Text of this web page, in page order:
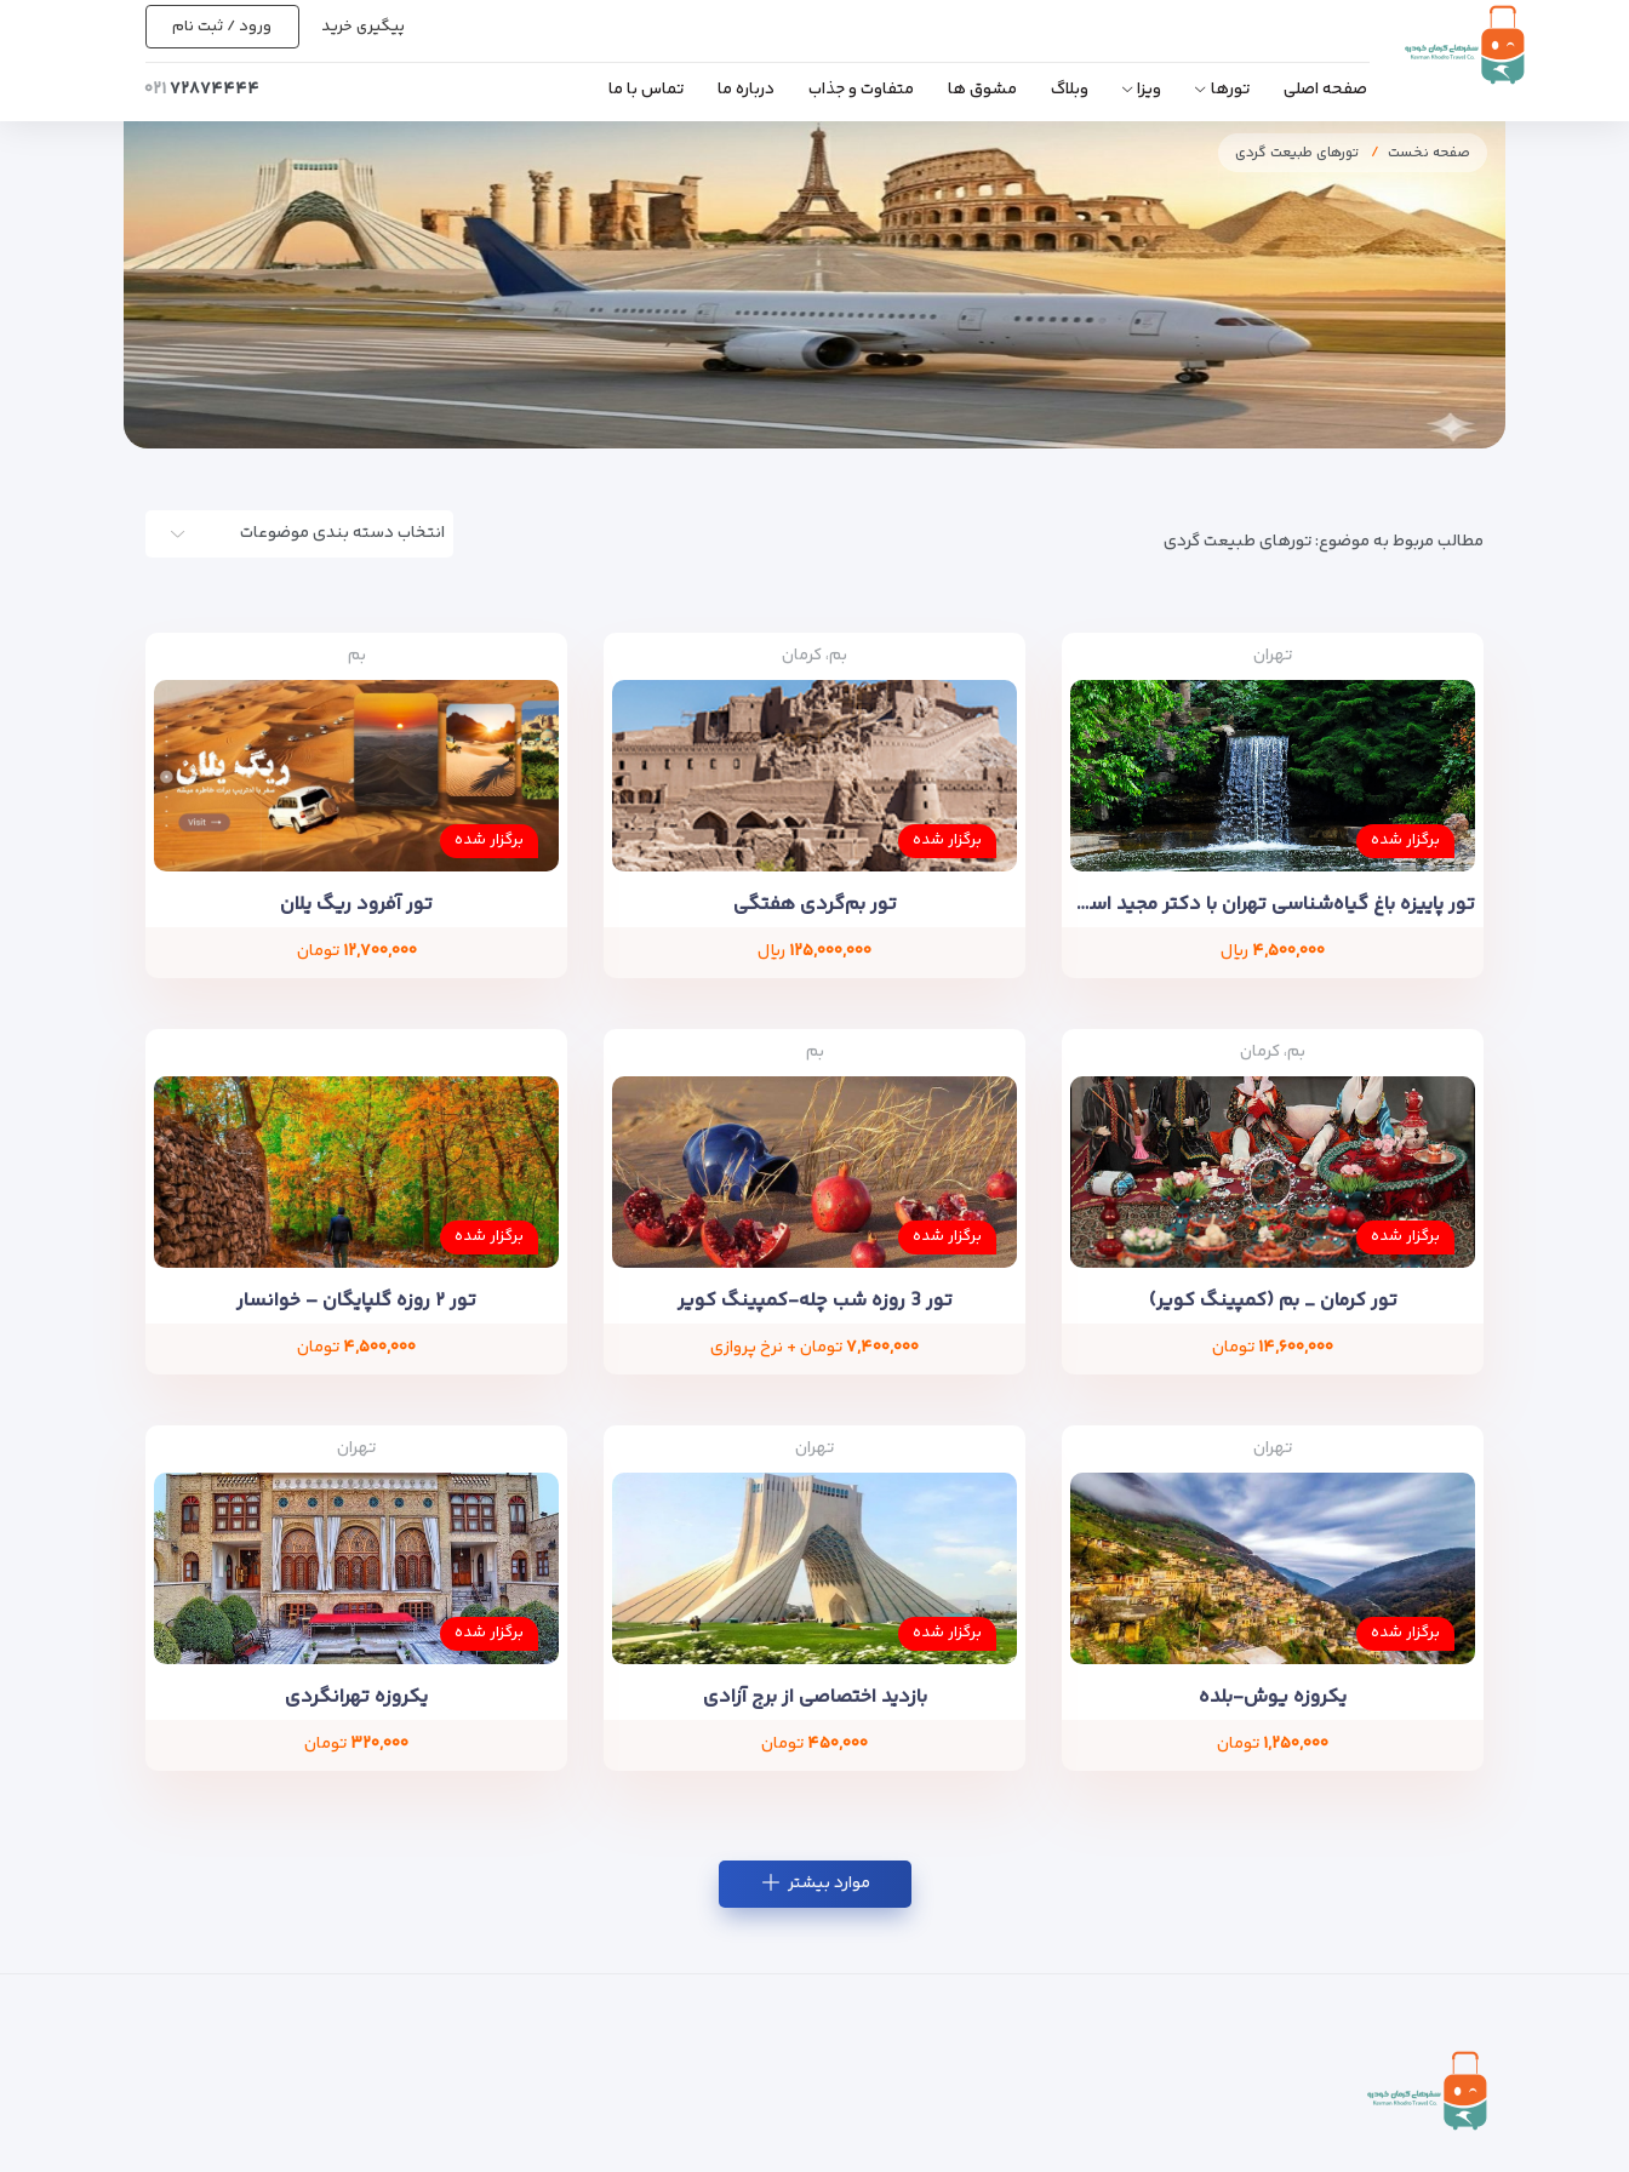
پیگیری خرید ورود / ثبت نام
صفحه اصلی تورها ویزا وبلاگ مشوق ها متفاوت و جذاب درباره ما تماس با ما ۷۲۸۷۴۴۴۴۰۲۱
صفحه نخست تورهای طبیعت گردی
مطالب مربوط به موضوع:تورهای طبیعت گردی انتخاب دسته بندی موضوعات
تهران
برگزار شده
تور پاییزه باغ گیاه‌شناسی تهران با دکتر مجید اسکندری
۴,۵۰۰,۰۰۰ ریال
بم، کرمان
برگزار شده
تور بم‌گردی هفتگی
۱۲۵,۰۰۰,۰۰۰ ریال
بم
برگزار شده
تور آفرود ریگ یلان
۱۲,۷۰۰,۰۰۰تومان
بم، کرمان
برگزار شده
تور کرمان _ بم (کمپینگ کویر)
۱۴,۶۰۰,۰۰۰تومان
بم
برگزار شده
تور 3 روزه شب چله-کمپینگ کویر
۷,۴۰۰,۰۰۰تومان + نرخ پروازی
برگزار شده
تور ۲ روزه گلپایگان – خوانسار
۴,۵۰۰,۰۰۰تومان
تهران
برگزار شده
یکروزه یوش-بلده
۱,۲۵۰,۰۰۰تومان
تهران
برگزار شده
بازدید اختصاصی از برج آزادی
۴۵۰,۰۰۰تومان
تهران
برگزار شده
یکروزه تهرانگردی
۳۲۰,۰۰۰تومان
موارد بیشتر